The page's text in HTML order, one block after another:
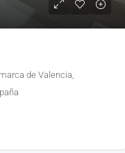
de Valencia,